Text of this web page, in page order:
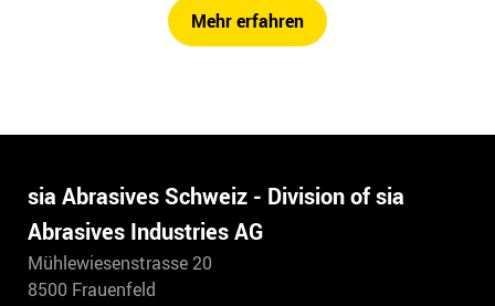
Mehr erfahren
sia Abrasives Schweiz - Division of sia
Abrasives Industries AG
Mühlewiesenstrasse 20
8500 Frauenfeld